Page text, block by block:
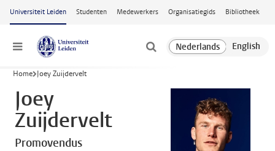
Ga naar hoofdinhoud
Universiteit Leiden Studenten Medewerkers Organisatiegids Bibliotheek
Menu
Home Joey Zuijdervelt
Joey
Zuijdervelt
Promovendus